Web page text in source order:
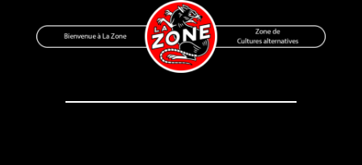
to
Bienvenue à La Zone
Zone de Cultures Alternatives